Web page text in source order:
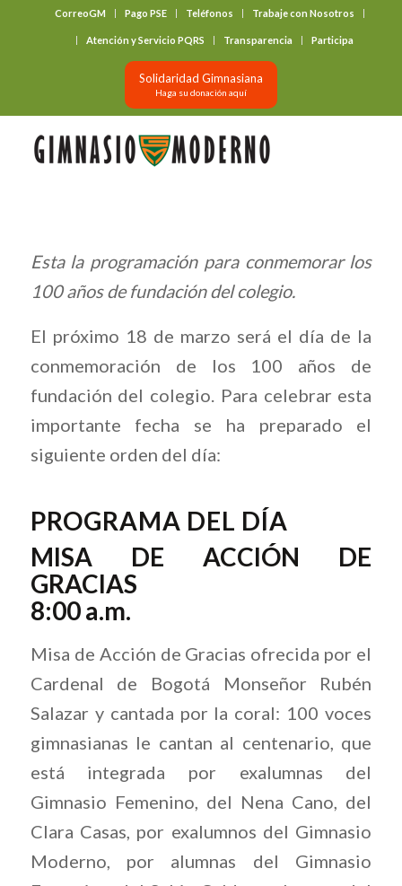
CorreoGM Pago PSE Teléfonos Trabaje con Nosotros
Atención y Servicio PQRS Transparencia Participa
Solidaridad Gimnasiana
Haga su donación aquí
Esta la programación para conmemorar los
100 años de fundación del colegio.
El próximo 18 de marzo será el día de la
conmemoración de los 100 años de
fundación del colegio. Para celebrar esta
importante fecha se ha preparado el
siguiente orden del día:
PROGRAMA DEL DÍA
MISA DE ACCIÓN DE
GRACIAS
8:00 a.m.
Misa de Acción de Gracias ofrecida por el
Cardenal de Bogotá Monseñor Rubén
Salazar y cantada por la coral: 100 voces
gimnasianas le cantan al centenario, que
está integrada por exalumnas del
Gimnasio Femenino, del Nena Cano, del
Clara Casas, por exalumnos del Gimnasio
Moderno, por alumnas del Gimnasio